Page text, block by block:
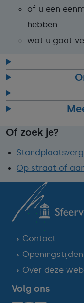
of u een
hebben
wat u gaat
Of zoek je?
Op straat of
Contact
Openingstijden
Over deze
Volg ons